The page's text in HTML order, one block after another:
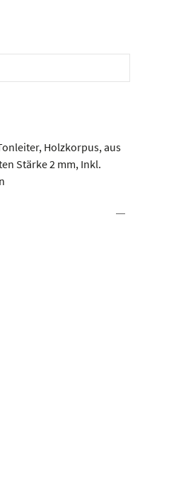
Holzkorpus, aus
Stärke 2 mm, Inkl.